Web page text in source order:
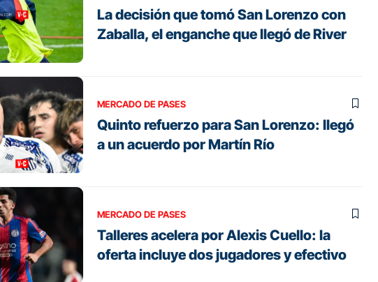
La decisión que tomó San Lorenzo con
Zaballa, el enganche que llegó de River
MERCADO DE PASES
Quinto refuerzo para San Lorenzo: llegó
a un acuerdo por Martín Río
MERCADO DE PASES
Talleres acelera por Alexis Cuello: la
oferta incluye dos jugadores y efectivo